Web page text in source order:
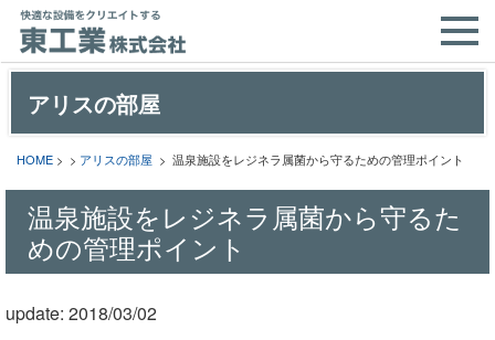
アリスの部屋
HOME > > アリスの部屋 > 温泉施設をレジネラ属菌から守るための管理ポイント
温泉施設をレジネラ属菌から守るた
めの管理ポイント
update: 2018/03/02